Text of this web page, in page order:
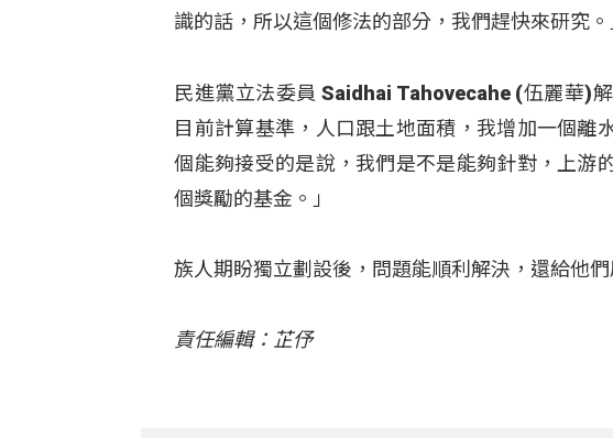
識的話，所以這個修法的部分，我們趕快來研究。
民進黨立法委員 Saidhai Tahovecahe (伍麗華)
目前計算基準，人口跟土地面積，我增加一個離
個能夠接受的是說，我們是不是能夠針對，上游
個獎勵的基金。」
族人期盼獨立劃設後，問題能順利解決，還給他
責任編輯：芷伃